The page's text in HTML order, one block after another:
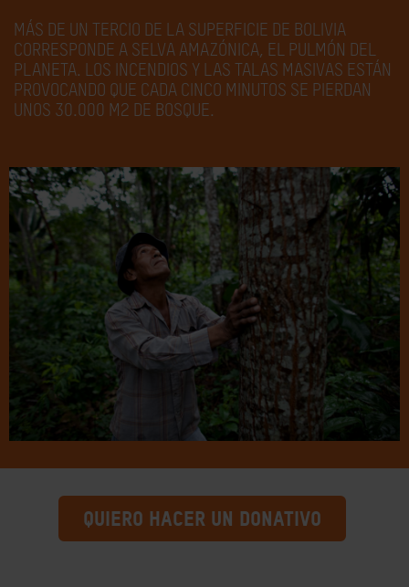
MÁS DE UN TERCIO DE LA SUPERFICIE DE BOLIVIA
CORRESPONDE A SELVA AMAZÓNICA, EL PULMÓN DEL
PLANETA. LOS INCENDIOS Y LAS TALAS MASIVAS ESTÁN
PROVOCANDO QUE CADA CINCO MINUTOS SE PIERDAN
UNOS 30.000 M2 DE BOSQUE.
QUIERO HACER UN DONATIVO